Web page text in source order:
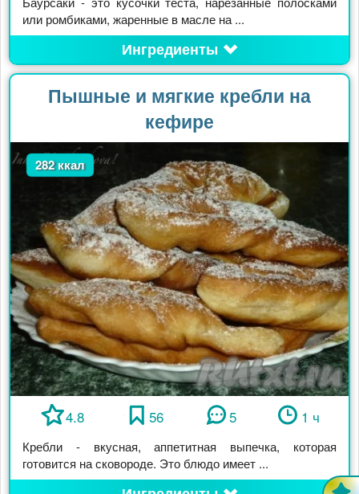
или ромбиками, жаренные в масле на ...
Ингредиенты
Пышные и мягкие кребли на
кефире
282 ккал
4.8 56 5 1 ч
Кребли - вкусная, аппетитная выпечка, которая
готовится на сковороде. Это блюдо имеет ...